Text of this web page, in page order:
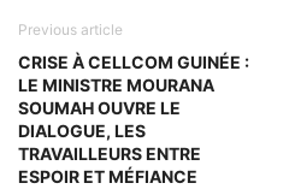
Previous article
CRISE À CELLCOM GUINÉE :
LE MINISTRE MOURANA
SOUMAH OUVRE LE
DIALOGUE, LES
TRAVAILLEURS ENTRE
ESPOIR ET MÉFIANCE